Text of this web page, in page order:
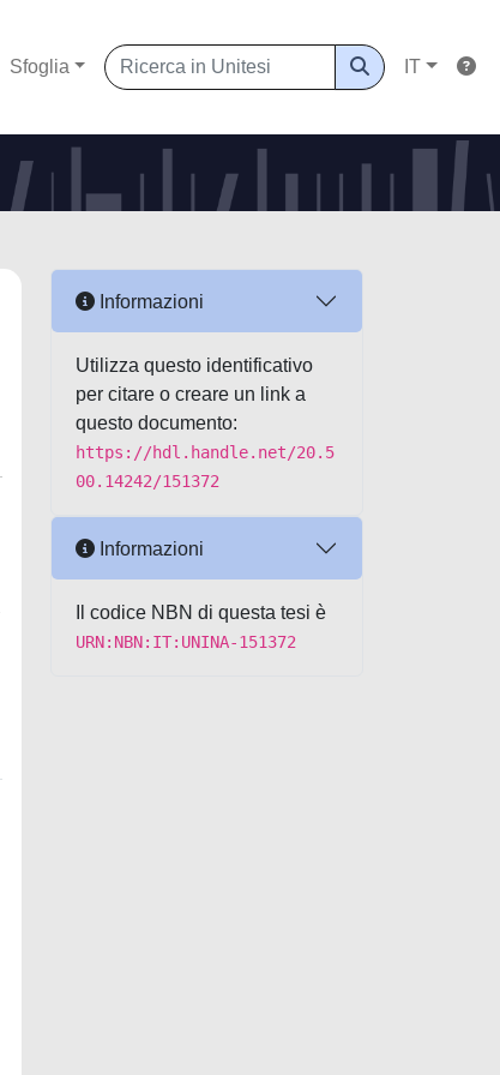
Sfoglia IT
Informazioni
Utilizza questo identificativo
per citare o creare un link a
questo documento:
https://hdl.handle.net/20.5
00.14242/151372
Informazioni
Il codice NBN di questa tesi è
URN:NBN:IT:UNINA-151372